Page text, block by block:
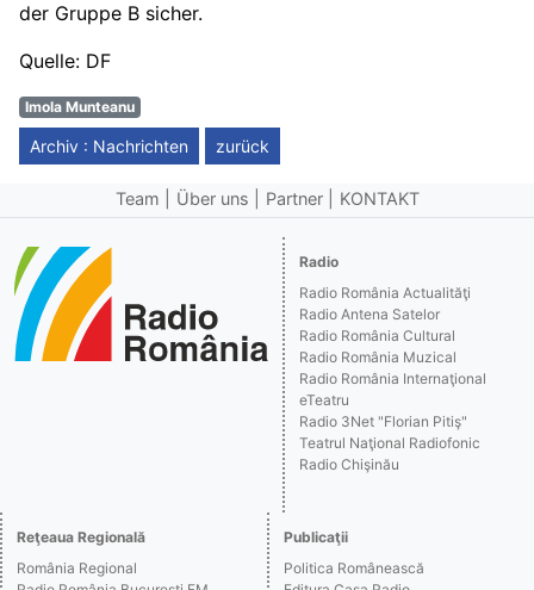
der Gruppe B sicher.
Quelle: DF
Imola Munteanu
Archiv : Nachrichten zurück
Team Über uns Partner KONTAKT
Radio
Radio România Actualităţi
Radio Antena Satelor
Radio România Cultural
Radio România Muzical
Radio România Internaţional
eTeatru
Radio 3Net "Florian Pitiş"
Teatrul Naţional Radiofonic
Radio Chişinău
Reţeaua Regională
România Regional
Publicaţii
Politica Românească